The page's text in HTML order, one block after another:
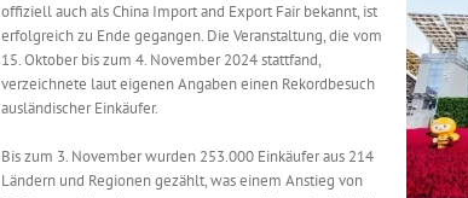
offiziell auch als China Import and Export Fair bekannt, ist
erfolgreich zu Ende gegangen. Die Veranstaltung, die vom
15. Oktober bis zum 4. November 2024 stattfand,
verzeichnete laut eigenen Angaben einen Rekordbesuch
ausländischer Einkäufer.
Bis zum 3. November wurden 253.000 Einkäufer aus 214
Ländern und Regionen gezählt, was einem Anstieg von